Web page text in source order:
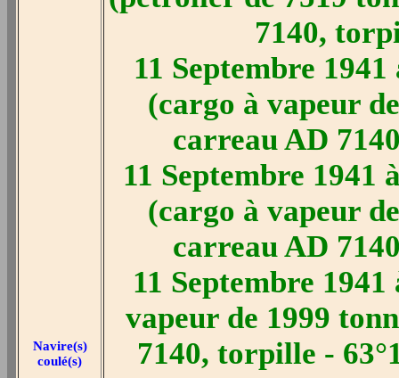
Navire(s)
coulé(s)
7140,
11 Septembre
(cargo à vapeur
carreau AD
11 Septembre
(cargo à vapeur
carreau AD
11 Septembre
vapeur de 1999
7140, torpille -